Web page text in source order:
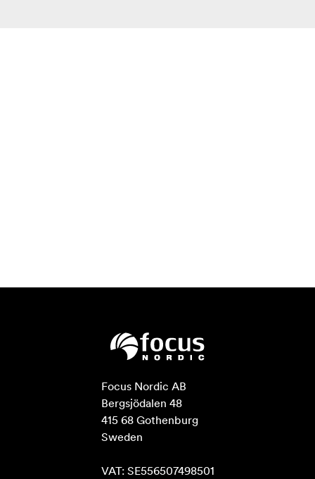
Focus Nordic AB
Bergsjödalen 48
415 68 Gothenburg
Sweden
VAT: SE556507498501